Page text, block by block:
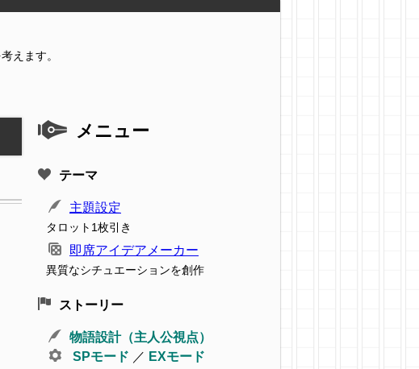
えます。
メニュー
テーマ
主題設定
タロット1枚引き
即席アイデアメーカー
異質なシチュエーションを創作
ストーリー
物語設計（主人公視点）
SPモード ／ EXモード